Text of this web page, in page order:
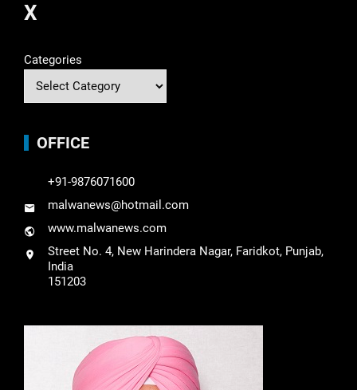
X
Categories
OFFICE
+91-9876071600
malwanews@hotmail.com
www.malwanews.com
Street No. 4, New Harindera Nagar, Faridkot, Punjab,
India
151203